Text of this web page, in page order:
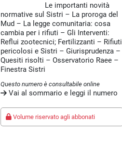
Le importanti novità
normative sul Sistri – La proroga del
Mud – La legge comunitaria: cosa
cambia per i rifiuti – Gli Interventi:
Reflui zootecnici; Fertilizzanti – Rifiuti
pericolosi e Sistri – Giurisprudenza –
Quesiti risolti – Osservatorio Raee –
Finestra Sistri
Questo numero è consultabile online
Vai al sommario e leggi il numero
Volume riservato agli abbonati